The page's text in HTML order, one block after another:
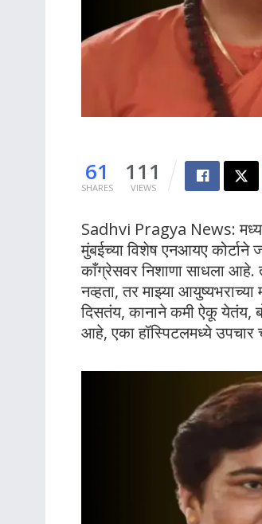
61
SHARES
111
VIEWS
Sadhvi Pragya News: मध्य
मुंबईच्या विशेष एनआयए कोर्टाने
काँग्रेसवर निशाणा साधला आहे.
नव्हता, तर माझ्या
दिसतंय, कानाने कमी ऐकू येतंय,
आहे, एका हॉस्पिटलमध्ये उपचार